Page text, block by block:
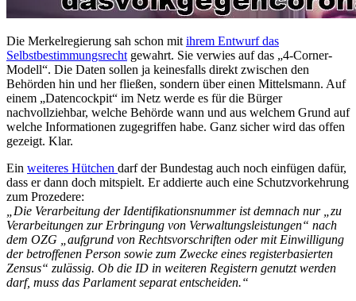
Die Merkelregierung sah schon mit ihrem Entwurf das
Selbstbestimmungsrecht gewahrt. Sie verwies auf das „4-Corner-
Modell“. Die Daten sollen ja keinesfalls direkt zwischen den
Behörden hin und her fließen, sondern über einen Mittelsmann. Auf
einem „Datencockpit“ im Netz werde es für die Bürger
nachvollziehbar, welche Behörde wann und aus welchem Grund auf
welche Informationen zugegriffen habe. Ganz sicher wird das offen
gezeigt. Klar.
Ein weiteres Hütchen darf der Bundestag auch noch einfügen dafür,
dass er dann doch mitspielt. Er addierte auch eine Schutzvorkehrung
zum Prozedere:
„Die Verarbeitung der Identifikationsnummer ist demnach nur „zu
Verarbeitungen zur Erbringung von Verwaltungsleistungen“ nach
dem OZG „aufgrund von Rechtsvorschriften oder mit Einwilligung
der betroffenen Person sowie zum Zwecke eines registerbasierten
Zensus“ zulässig. Ob die ID in weiteren Registern genutzt werden
darf, muss das Parlament separat entscheiden.“